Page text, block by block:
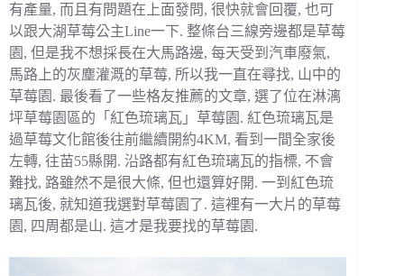
有產量, 而且有問題在上面發問, 很快就會回覆, 也可
以跟大湖草莓公主Line一下. 整條台三線旁邊都是草莓
園, 但是我不想採長在大馬路邊, 每天受到汽車廢氣,
馬路上的灰塵灌溉的草莓, 所以我一直在尋找, 山中的
草莓園. 最後看了一些格友推薦的文章, 選了位在淋漓
坪草莓園區的「紅色琉璃瓦」草莓園. 紅色琉璃瓦是
過草莓文化館後往前繼續開約4KM, 看到一間全家後
左轉, 往苗55縣開. 沿路都有紅色琉璃瓦的指標, 不會
難找, 路雖然不是很大條, 但也還算好開. 一到紅色琉
璃瓦後, 就知道我選對草莓園了. 這裡有一大片的草莓
園, 四周都是山. 這才是我要找的草莓園.